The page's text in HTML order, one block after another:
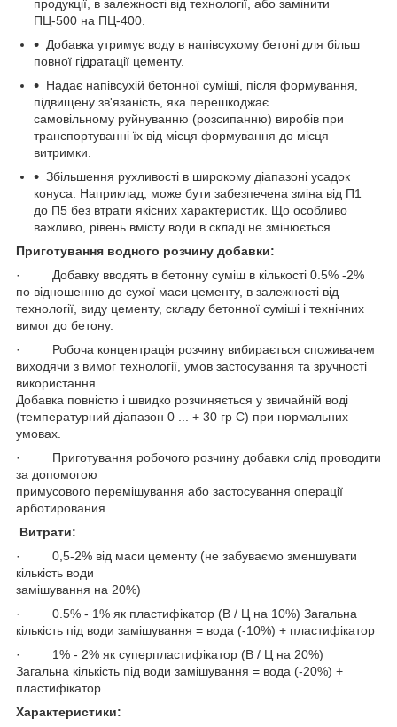
продукції, в залежності від технології, або замінити
ПЦ-500 на ПЦ-400.
Добавка утримує воду в напівсухому бетоні для більш
повної гідратації цементу.
Надає напівсухій бетонної суміші, після формування,
підвищену зв'язаність, яка перешкоджає
самовільному руйнуванню (розсипанню) виробів при
транспортуванні їх від місця формування до місця
витримки.
Збільшення рухливості в широкому діапазоні усадок
конуса. Наприклад, може бути забезпечена зміна від П1
до П5 без втрати якісних характеристик. Що особливо
важливо, рівень вмісту води в складі не змінюється.
Приготування водного розчину добавки:
· Добавку вводять в бетонну суміш в кількості 0.5% -2%
по відношенню до сухої маси цементу, в залежності від
технології, виду цементу, складу бетонної суміші і технічних
вимог до бетону.
· Робоча концентрація розчину вибирається споживачем
виходячи з вимог технології, умов застосування та зручності
використання.
Добавка повністю і швидко розчиняється у звичайній воді
(температурний діапазон 0 ... + 30 гр С) при нормальних
умовах.
· Приготування робочого розчину добавки слід проводити
за допомогою
примусового перемішування або застосування операції
арботирования.
Витрати:
· 0,5-2% від маси цементу (не забуваємо зменшувати
кількість води
замішування на 20%)
· 0.5% - 1% як пластифікатор (В / Ц на 10%) Загальна
кількість під води замішування = вода (-10%) + пластифікатор
· 1% - 2% як суперпластифікатор (В / Ц на 20%)
Загальна кількість під води замішування = вода (-20%) +
пластифікатор
Характеристики: